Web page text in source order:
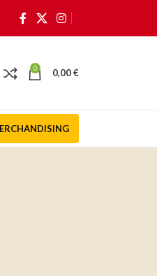
0 0,00€